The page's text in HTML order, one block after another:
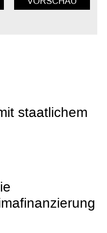
staatlichem